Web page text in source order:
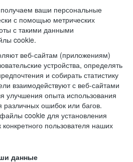
ваши персональные
с помощью метрических
с такими данными
cookie.
веб-сайтам (приложениям)
устройства, определять
и собирать статистику
взаимодействуют с веб-сайтами
улучшения опыта использования
различных ошибок или багов.
cookie для установления
пользователя наших
данные